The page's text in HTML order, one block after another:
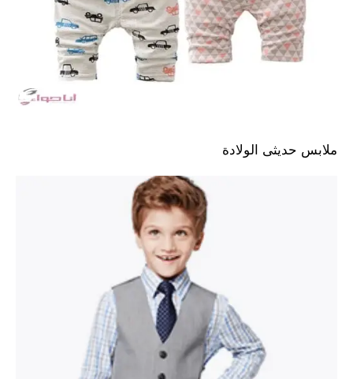
ملابس حديثى الولادة